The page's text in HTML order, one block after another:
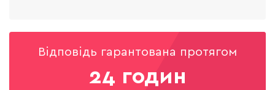
Відповідь гарантована протягом
24 годин